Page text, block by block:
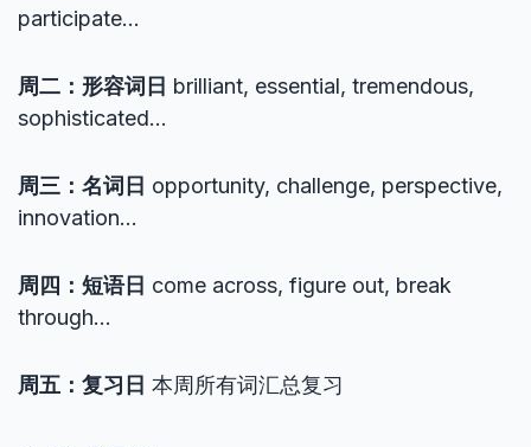
participate…
周二：形容词日 brilliant, essential, tremendous,
sophisticated…
周三：名词日 opportunity, challenge, perspective,
innovation…
周四：短语日 come across, figure out, break
through…
周五：复习日 本周所有词汇总复习